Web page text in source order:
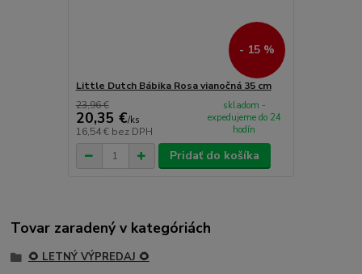
- 15 %
Little Dutch Bábika Rosa vianočná 35 cm
23,96 €
20,35 €/ks
16,54 € bez DPH
skladom -
expedujeme do 24
hodín
Pridať do košíka
Tovar zaradený v kategóriách
🌻 LETNÝ VÝPREDAJ 🌻